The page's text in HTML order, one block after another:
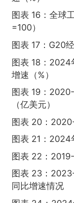
图表 16：全球
=100）
图表 17：G20
图表 18：2024
增速（%）
图表 19：
（亿美元）
图表 20：
图表 21：2024
图表 22：
图表 23：
同比增速情况